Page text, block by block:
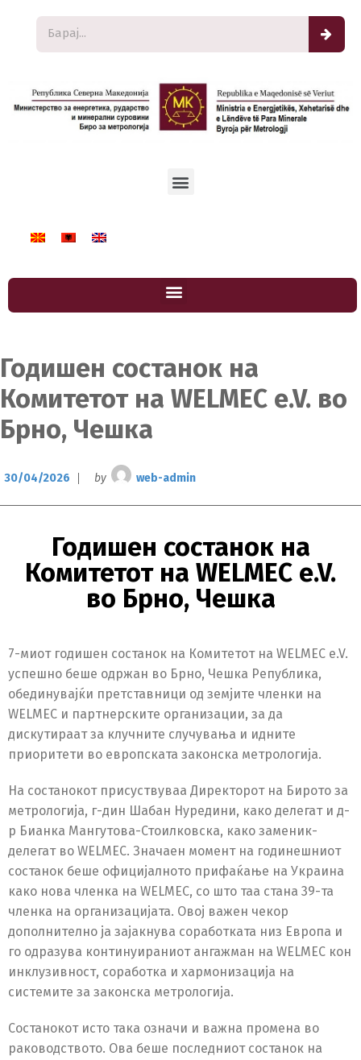
Годишен состанок на
Комитетот на WELMEC e.V. во
Брно, Чешка
30/04/2026 by web-admin
Годишен состанок на
Комитетот на WELMEC e.V.
во Брно, Чешка
7-миот годишен состанок на Комитетот на WELMEC e.V.
успешно беше одржан во Брно, Чешка Република,
обединувајќи претставници од земјите членки на
WELMEC и партнерските организации, за да
дискутираат за клучните случувања и идните
приоритети во европската законска метрологија.
На состанокот присуствуваа Директорот на Бирото за
метрологија, г-дин Шабан Нуредини, како делегат и д-
р Бианка Мангутова-Стоилковска, како заменик-
делегат во WELMEC. Значаен момент на годинешниот
состанок беше официјалното прифаќање на Украина
како нова членка на WELMEC, со што таа стана 39-та
членка на организацијата. Овој важен чекор
дополнително ја зајакнува соработката низ Европа и
го одразува континуираниот ангажман на WELMEC кон
инклузивност, соработка и хармонизација на
системите за законска метрологија.
Состанокот исто така означи и важна промена во
раководството. Ова беше последниот состанок на